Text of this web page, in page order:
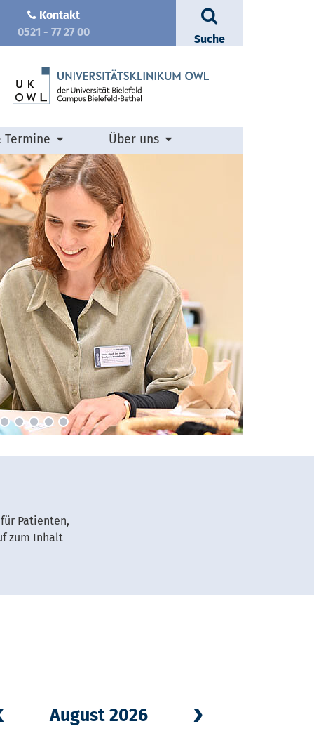
Kontakt
0521 - 77 27 00
Suche
Termine Über uns
Patienten,
zum Inhalt
August 2026